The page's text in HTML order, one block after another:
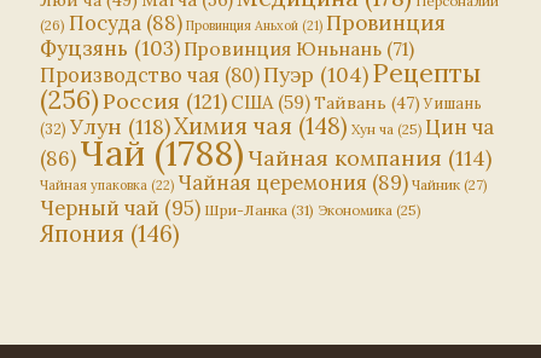
(26) Посуда (88) Провинция Аньхой (21) Провинция
Фуцзянь (103) Провинция Юньнань (71)
Производство чая (80)Пуэр (104)Рецепты
(256)Россия (121) США (59)Тайвань (47) Уишань
(32) Улун (118)Химия чая (148) Хун ча (25) Цин ча
(86)Чай (1788)Чайная компания (114)
Чайная упаковка (22) Чайная церемония (89) Чайник (27)
Черный чай (95) Шри-Ланка (31) Экономика (25)
Япония (146)